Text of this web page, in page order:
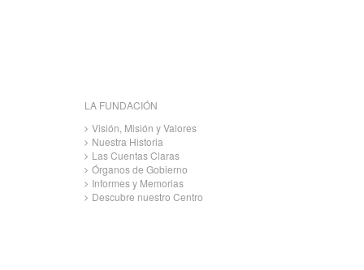
LA FUNDACIÓN
Visión, Misión y Valores
Nuestra Historia
Las Cuentas Claras
Órganos de Gobierno
Informes y Memorias
Descubre nuestro Centro